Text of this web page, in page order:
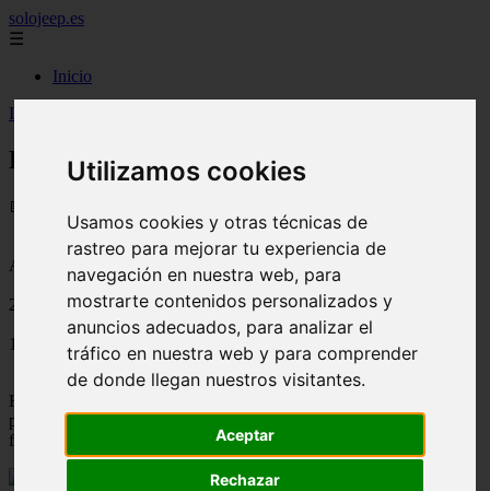
Utilizamos cookies
Usamos cookies y otras técnicas de
rastreo para mejorar tu experiencia de
navegación en nuestra web, para
mostrarte contenidos personalizados y
anuncios adecuados, para analizar el
tráfico en nuestra web y para comprender
de donde llegan nuestros visitantes.
Aceptar
Rechazar
solojeep.es
☰
Inicio
Inicio
Fraude al seguro del coche
📅 10/08/2025
Aseguradoras
2012-06-16
1676
Hasta hace unos años era común defraudar al seguro, sobre todo
para que nos hiciesen pequeñas reparaciones, ya que para grandes
fraudes hay que ser un profesional de la estafa y del engaño.